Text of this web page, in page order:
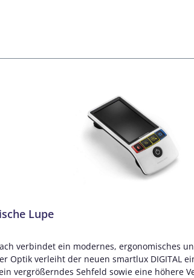
Lupe
verbindet ein modernes, ergonomisches
Optik verleiht der neuen smartlux DIGITAL
vergrößerndes Sehfeld sowie eine höhere